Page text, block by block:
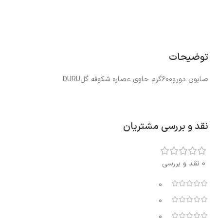
توضیحات
صابون دورو600گرم حاوی عصاره شکوفه گلDURU
نقد و بررسی مشتریان
0 نقد و بررسی
0
0